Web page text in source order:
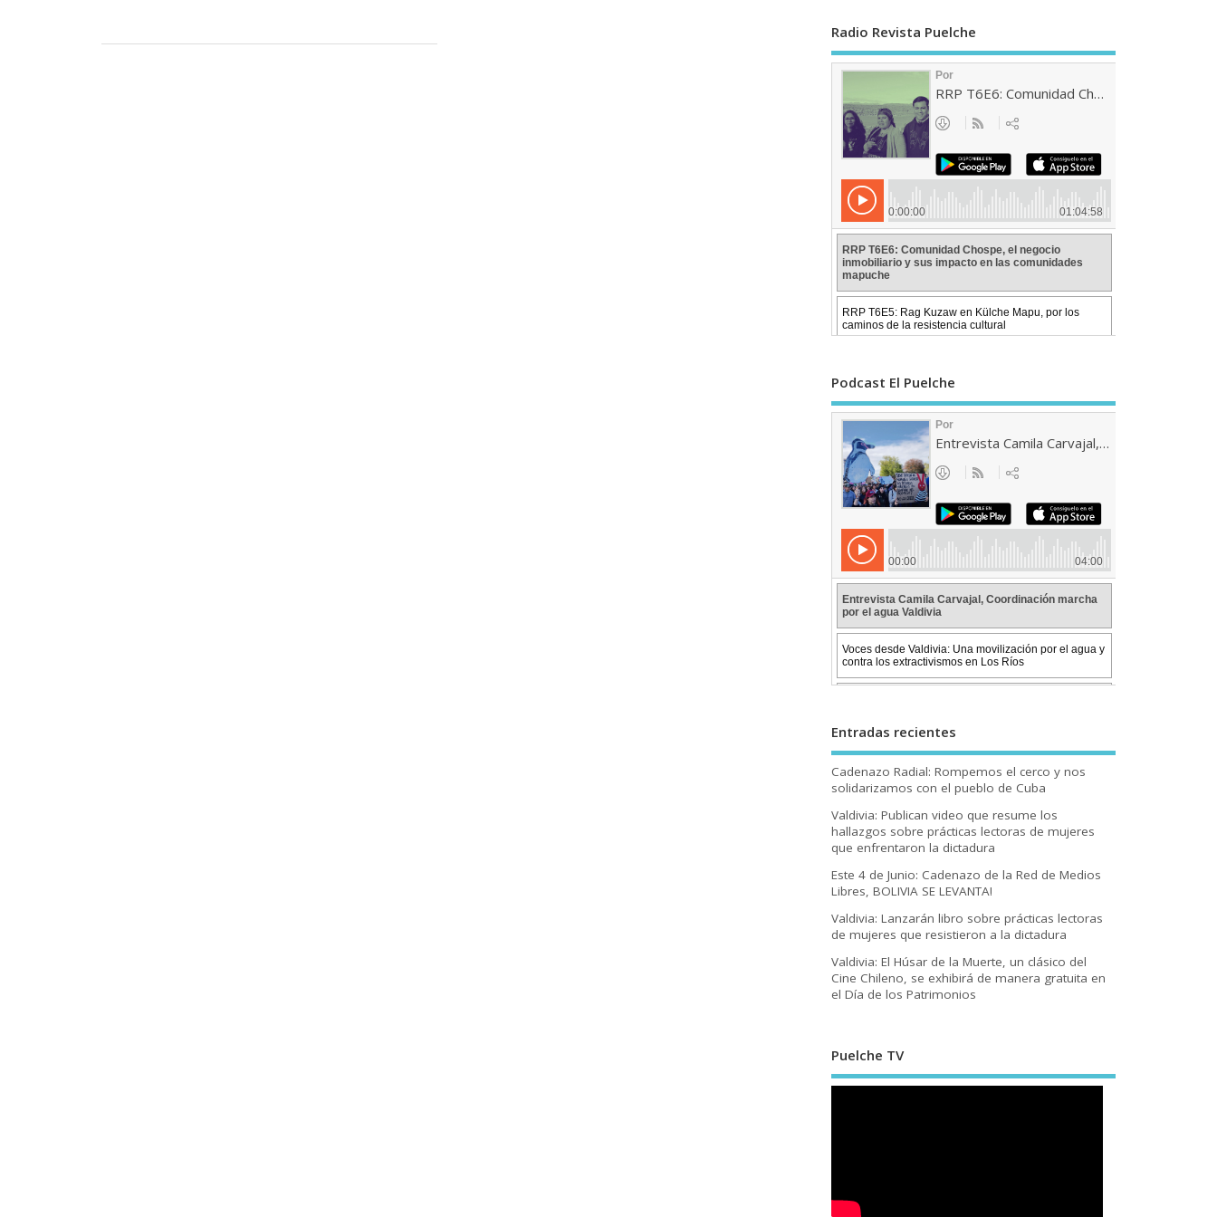
Radio Revista Puelche
Podcast El Puelche
Entradas recientes
Cadenazo Radial: Rompemos el cerco y nos
solidarizamos con el pueblo de Cuba
Valdivia: Publican video que resume los
hallazgos sobre prácticas lectoras de mujeres
que enfrentaron la dictadura
Este 4 de Junio: Cadenazo de la Red de Medios
Libres, BOLIVIA SE LEVANTA!
Valdivia: Lanzarán libro sobre prácticas lectoras
de mujeres que resistieron a la dictadura
Valdivia: El Húsar de la Muerte, un clásico del
Cine Chileno, se exhibirá de manera gratuita en
el Día de los Patrimonios
Puelche TV